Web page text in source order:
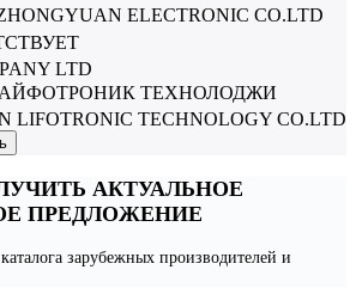
ELECTRONIC CO.LTD
LTD
ТЕХНОЛОДЖИ
LIFOTRONIC TECHNOLOGY CO.LTD
АКТУАЛЬНОЕ
ПРЕДЛОЖЕНИЕ
зарубежных производителей и